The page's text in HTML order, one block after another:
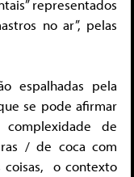
representados
no ar”, pelas
espalhadas pela
se pode afirmar
de
/ de coca com
coisas, o contexto